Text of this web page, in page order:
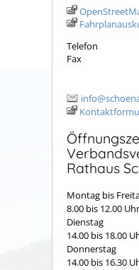
Telefon
Fax
Rathaus
Montag bis
8.00 bis 12.00 Uhr
Dienstag
14.00 bis 18.00
Donnerstag
14.00 bis 16.30